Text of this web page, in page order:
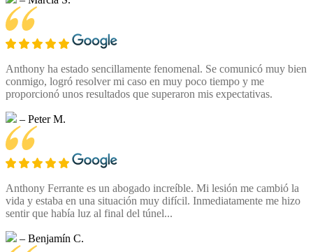
Anthony ha estado sencillamente fenomenal. Se comunicó muy bien
conmigo, logró resolver mi caso en muy poco tiempo y me
proporcionó unos resultados que superaron mis expectativas.
– Peter M.
Anthony Ferrante es un abogado increíble. Mi lesión me cambió la
vida y estaba en una situación muy difícil. Inmediatamente me hizo
sentir que había luz al final del túnel...
– Benjamín C.